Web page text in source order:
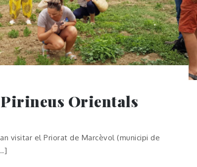
Pirineus Orientals
visitar el Priorat de Marcèvol (municipi de